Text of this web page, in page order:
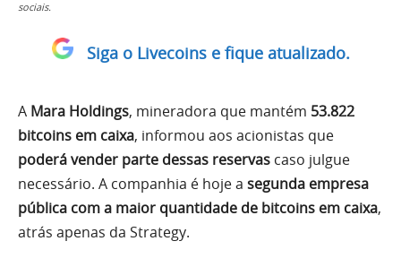
sociais.
Siga o Livecoins e fique atualizado.
A Mara Holdings, mineradora que mantém 53.822
bitcoins em caixa, informou aos acionistas que
poderá vender parte dessas reservas caso julgue
necessário. A companhia é hoje a segunda empresa
pública com a maior quantidade de bitcoins em caixa,
atrás apenas da Strategy.